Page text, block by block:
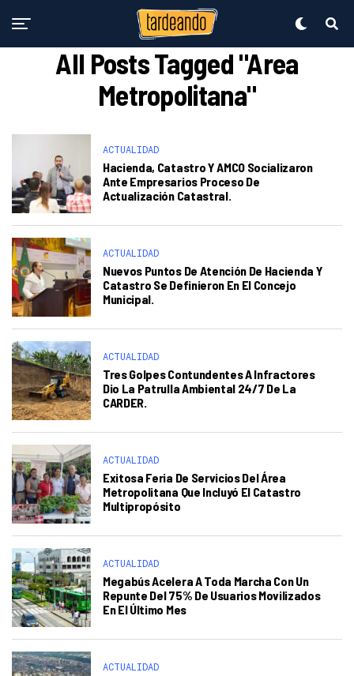
All Posts Tagged "Area
Metropolitana"
ACTUALIDAD
Hacienda, Catastro Y AMCO Socializaron
Ante Empresarios Proceso De
Actualización Catastral.
ACTUALIDAD
Nuevos Puntos De Atención De Hacienda Y
Catastro Se Definieron En El Concejo
Municipal.
ACTUALIDAD
Tres Golpes Contundentes A Infractores
Dio La Patrulla Ambiental 24/7 De La
CARDER.
ACTUALIDAD
Exitosa Feria De Servicios Del Área
Metropolitana Que Incluyó El Catastro
Multipropósito
ACTUALIDAD
Megabús Acelera A Toda Marcha Con Un
Repunte Del 75% De Usuarios Movilizados
En El Último Mes
ACTUALIDAD